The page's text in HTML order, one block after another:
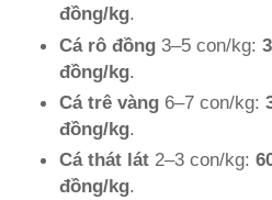
đồng/kg.
Cá rô đồng3–5 con/kg:
đồng/kg.
Cá trê vàng6–7 con/kg:
đồng/kg.
Cá thát lát2–3 con/kg:
đồng/kg.